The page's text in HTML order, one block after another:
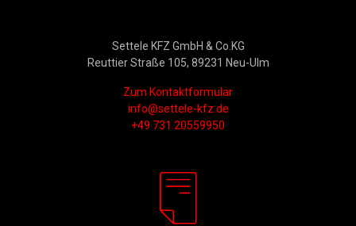
Settele KFZ GmbH & Co.KG
Reuttier Straße 105, 89231 Neu-Ulm
Zum Kontaktformular
info@settele-kfz.de
+49 731 20559950